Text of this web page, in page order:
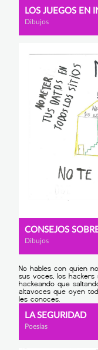
LOS JUEGOS EN
Dibujos
Dibujos
LA SEGURIDAD
Poesías